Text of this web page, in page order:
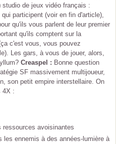
studio de jeux vidéo français :
participent (voir en fin d'article),
qu'ils vous parlent de leur premier
qu'ils comptent sur la
c'est vous, vous pouvez
Les gars, à vous de jouer, alors,
Creaspel : Bonne question
SF massivement multijoueur,
son petit empire interstellaire. On
4X :
avoisinantes
les ennemis à des années-lumière à